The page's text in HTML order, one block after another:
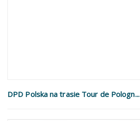
DPD Polska na trasie Tour de Pologn...